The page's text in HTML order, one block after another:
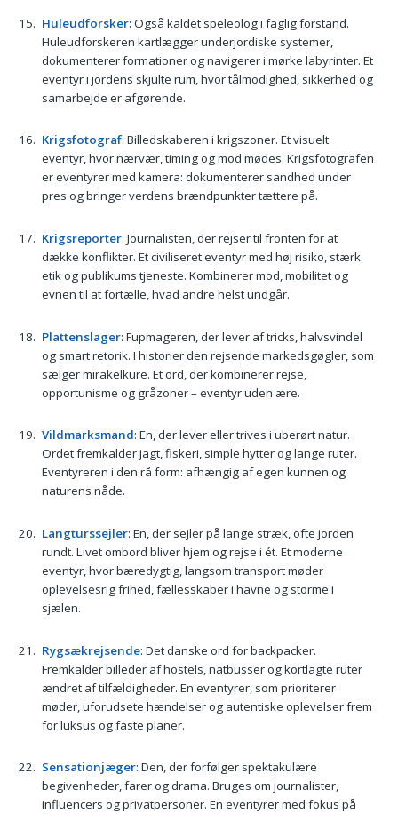
Huleudforsker: Også kaldet speleolog i faglig forstand.
Huleudforskeren kartlægger underjordiske systemer,
dokumenterer formationer og navigerer i mørke labyrinter. Et
eventyr i jordens skjulte rum, hvor tålmodighed, sikkerhed og
samarbejde er afgørende.
Krigsfotograf: Billedskaberen i krigszoner. Et visuelt
eventyr, hvor nærvær, timing og mod mødes. Krigsfotografen
er eventyrer med kamera: dokumenterer sandhed under
pres og bringer verdens brændpunkter tættere på.
Krigsreporter: Journalisten, der rejser til fronten for at
dække konflikter. Et civiliseret eventyr med høj risiko, stærk
etik og publikums tjeneste. Kombinerer mod, mobilitet og
evnen til at fortælle, hvad andre helst undgår.
Plattenslager: Fupmageren, der lever af tricks, halvsvindel
og smart retorik. I historier den rejsende markedsgøgler, som
sælger mirakelkure. Et ord, der kombinerer rejse,
opportunisme og gråzoner – eventyr uden ære.
Vildmarksmand: En, der lever eller trives i uberørt natur.
Ordet fremkalder jagt, fiskeri, simple hytter og lange ruter.
Eventyreren i den rå form: afhængig af egen kunnen og
naturens nåde.
Langturssejler: En, der sejler på lange stræk, ofte jorden
rundt. Livet ombord bliver hjem og rejse i ét. Et moderne
eventyr, hvor bæredygtig, langsom transport møder
oplevelsesrig frihed, fællesskaber i havne og storme i
sjælen.
Rygsækrejsende: Det danske ord for backpacker.
Fremkalder billeder af hostels, natbusser og kortlagte ruter
ændret af tilfældigheder. En eventyrer, som prioriterer
møder, uforudsete hændelser og autentiske oplevelser frem
for luksus og faste planer.
Sensationjæger: Den, der forfølger spektakulære
begivenheder, farer og drama. Bruges om journalister,
influencers og privatpersoner. En eventyrer med fokus på